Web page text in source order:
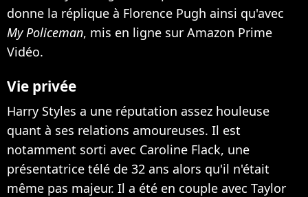
donne la réplique à Florence Pugh ainsi qu'avec
My Policeman, mis en ligne sur Amazon Prime
Vidéo.
Vie privée
Harry Styles a une réputation assez houleuse
quant à ses relations amoureuses. Il est
notamment sorti avec Caroline Flack, une
présentatrice télé de 32 ans alors qu'il n'était
même pas majeur. Il a été en couple avec Taylor